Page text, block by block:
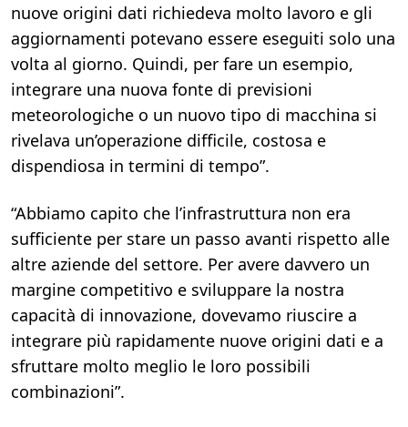
nuove origini dati richiedeva molto lavoro e gli
aggiornamenti potevano essere eseguiti solo una
volta al giorno. Quindi, per fare un esempio,
integrare una nuova fonte di previsioni
meteorologiche o un nuovo tipo di macchina si
rivelava un’operazione difficile, costosa e
dispendiosa in termini di tempo”.
“Abbiamo capito che l’infrastruttura non era
sufficiente per stare un passo avanti rispetto alle
altre aziende del settore. Per avere davvero un
margine competitivo e sviluppare la nostra
capacità di innovazione, dovevamo riuscire a
integrare più rapidamente nuove origini dati e a
sfruttare molto meglio le loro possibili
combinazioni”.